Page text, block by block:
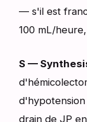
— s'il est
100 mL/
S —
drain de JP